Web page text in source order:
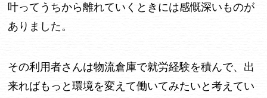
叶ってうちから離れていくときには感慨深いものが
ありました。
その利用者さんは物流倉庫で就労経験を積んで、出
来ればもっと環境を変えて働いてみたいと考えてい